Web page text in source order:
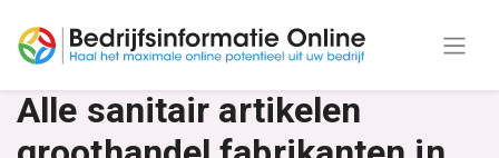
Alle sanitair artikelen